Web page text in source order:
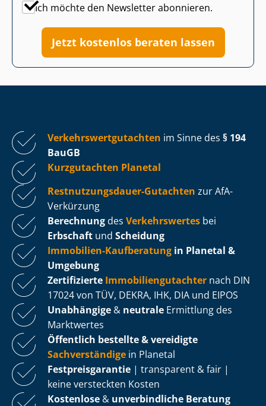
Ich möchte den Newsletter abonnieren.
Jetzt kostenlos beraten lassen
Ver­kehrs­wert­gut­ach­ten im Sinne des § 194
BauGB
Kurzgutachten Planetal
Rest­nut­zungs­dau­er-Gutachten zur AfA-
Verkürzung
Berechnung des Verkehrswertes bei
Erbschaft und Scheidung
Immobilien-Kaufberatung in Planetal &
Umgebung
Zertifizierte Im­mo­bi­li­en­gut­ach­ter nach DIN
17024 von TÜV, DEKRA, IHK, DIA und EIPOS
Unabhängige & neutrale Ermittlung des
Marktwertes
Öffentlich bestellte & vereidigte
Sachverständige in Planetal
Fest­preis­ga­ran­tie | transparent & fair |
keine versteckten Kosten
Kostenlose & unverbindliche Beratung